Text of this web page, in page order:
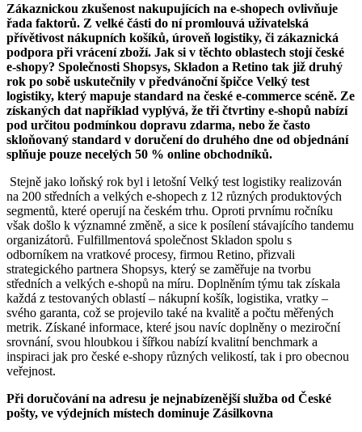
Zákaznickou zkušenost nakupujících na e-shopech ovlivňuje
řada faktorů. Z velké části do ní promlouvá uživatelská
přívětivost nákupních košíků, úroveň logistiky, či zákaznická
podpora při vrácení zboží. Jak si v těchto oblastech stojí české
e-shopy? Společnosti Shopsys, Skladon a Retino tak již druhý
rok po sobě uskutečnily v předvánoční špičce Velký test
logistiky, který mapuje standard na české e-commerce scéně. Ze
získaných dat například vyplývá, že tři čtvrtiny e-shopů nabízí
pod určitou podmínkou dopravu zdarma, nebo že často
skloňovaný standard v doručení do druhého dne od objednání
splňuje pouze necelých 50 % online obchodníků.
Stejně jako loňský rok byl i letošní Velký test logistiky realizován
na 200 středních a velkých e-shopech z 12 různých produktových
segmentů, které operují na českém trhu. Oproti prvnímu ročníku
však došlo k významné změně, a sice k posílení stávajícího tandemu
organizátorů. Fulfillmentová společnost Skladon spolu s
odborníkem na vratkové procesy, firmou Retino, přizvali
strategického partnera Shopsys, který se zaměřuje na tvorbu
středních a velkých e-shopů na míru. Doplněním týmu tak získala
každá z testovaných oblastí – nákupní košík, logistika, vratky –
svého garanta, což se projevilo také na kvalitě a počtu měřených
metrik. Získané informace, které jsou navíc doplněny o meziroční
srovnání, svou hloubkou i šířkou nabízí kvalitní benchmark a
inspiraci jak pro české e-shopy různých velikostí, tak i pro obecnou
veřejnost.
Při doručování na adresu je nejnabízenější služba od České
pošty, ve výdejních místech dominuje Zásilkovna